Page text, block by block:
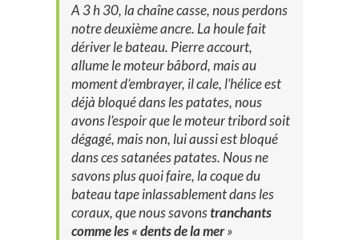
A 3 h 30, la chaîne casse, nous perdons
notre deuxième ancre. La houle fait
dériver le bateau. Pierre accourt,
allume le moteur bâbord, mais au
moment d’embrayer, il cale, l’hélice est
déjà bloqué dans les patates, nous
avons l’espoir que le moteur tribord soit
dégagé, mais non, lui aussi est bloqué
dans ces satanées patates. Nous ne
savons plus quoi faire, la coque du
bateau tape inlassablement dans les
coraux, que nous savonstranchants
comme les « dents de la mer»